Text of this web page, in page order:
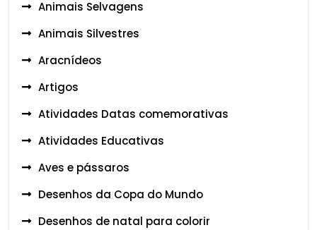
Animais Selvagens
Animais Silvestres
Aracnídeos
Artigos
Atividades Datas comemorativas
Atividades Educativas
Aves e pássaros
Desenhos da Copa do Mundo
Desenhos de natal para colorir